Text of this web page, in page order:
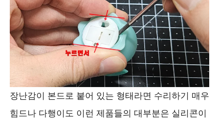
장난감이 본드로 붙어 있는 형태라면 수리하기 매우
힘드나 다행이도 이런 제품들의 대부분은 실리콘이